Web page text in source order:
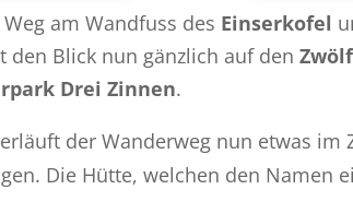
am Wandfuss des Einserkofel
den Blick nun gänzlich auf den
Drei Zinnen.
der Wanderweg nun etwas
Die Hütte, welchen den Namen